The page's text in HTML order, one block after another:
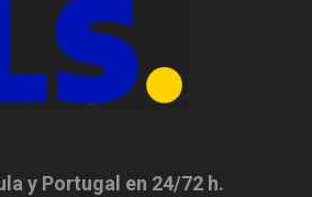
y Portugal en 24/72 h.